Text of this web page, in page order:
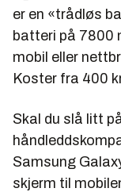
er en «trådløs
batteri på 7800
mobil eller
Koster fra 400
Skal du slå litt
Samsung
skjerm til